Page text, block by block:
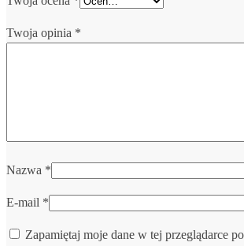
Twoja opinia *
Nazwa *
E-mail *
Zapamiętaj moje dane w tej przeglądarce